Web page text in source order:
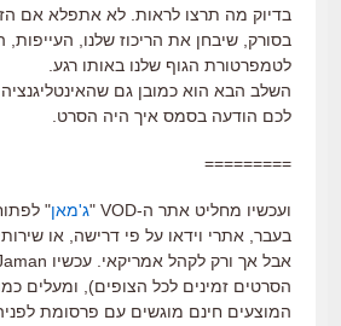
בדיוק מה תרצו לראות. לא אתפלא אם
בסורק, שיבחן את הריכוז שלנו,
לטמפרטורת הגוף שלנו באותו רגע.
השלב הבא הוא כמובן גם
לכם הודעה בסמס איך היה הסרט.
=========
ועכשיו מחליט אתר ה-VOD " ג'מאן"
בעבר, אתרי וידאו על פי דרישה, או
הסרטים זמינים לכל הצופים), ומעלים
המוצעים חינם מוגשים עם פרסומת